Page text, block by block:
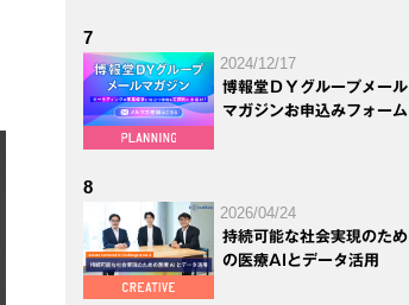
7
2024/12/17
博報堂ＤＹグループメール
マガジンお申込みフォーム
8
2026/04/24
持続可能な社会実現のため
の医療AIとデータ活用